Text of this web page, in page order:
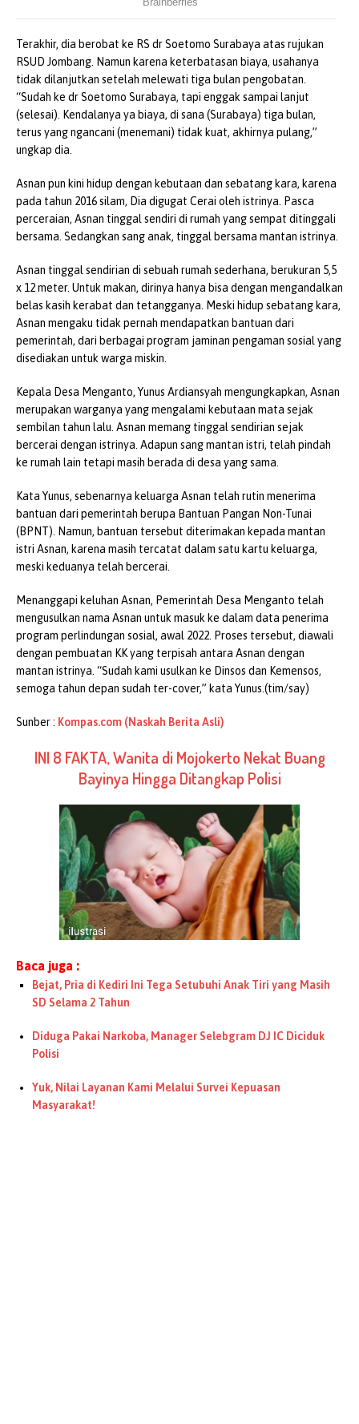
Terakhir, dia berobat ke RS dr Soetomo Surabaya atas rujukan
RSUD Jombang. Namun karena keterbatasan biaya, usahanya
tidak dilanjutkan setelah melewati tiga bulan pengobatan.
“Sudah ke dr Soetomo Surabaya, tapi enggak sampai lanjut
(selesai). Kendalanya ya biaya, di sana (Surabaya) tiga bulan,
terus yang ngancani (menemani) tidak kuat, akhirnya pulang,”
ungkap dia.
Asnan pun kini hidup dengan kebutaan dan sebatang kara, karena
pada tahun 2016 silam, Dia digugat Cerai oleh istrinya. Pasca
perceraian, Asnan tinggal sendiri di rumah yang sempat ditinggali
bersama. Sedangkan sang anak, tinggal bersama mantan istrinya.
Asnan tinggal sendirian di sebuah rumah sederhana, berukuran 5,5
x 12 meter. Untuk makan, dirinya hanya bisa dengan mengandalkan
belas kasih kerabat dan tetangganya. Meski hidup sebatang kara,
Asnan mengaku tidak pernah mendapatkan bantuan dari
pemerintah, dari berbagai program jaminan pengaman sosial yang
disediakan untuk warga miskin.
Kepala Desa Menganto, Yunus Ardiansyah mengungkapkan, Asnan
merupakan warganya yang mengalami kebutaan mata sejak
sembilan tahun lalu. Asnan memang tinggal sendirian sejak
bercerai dengan istrinya. Adapun sang mantan istri, telah pindah
ke rumah lain tetapi masih berada di desa yang sama.
Kata Yunus, sebenarnya keluarga Asnan telah rutin menerima
bantuan dari pemerintah berupa Bantuan Pangan Non-Tunai
(BPNT). Namun, bantuan tersebut diterimakan kepada mantan
istri Asnan, karena masih tercatat dalam satu kartu keluarga,
meski keduanya telah bercerai.
Menanggapi keluhan Asnan, Pemerintah Desa Menganto telah
mengusulkan nama Asnan untuk masuk ke dalam data penerima
program perlindungan sosial, awal 2022. Proses tersebut, diawali
dengan pembuatan KK yang terpisah antara Asnan dengan
mantan istrinya. “Sudah kami usulkan ke Dinsos dan Kemensos,
semoga tahun depan sudah ter-cover,” kata Yunus.(tim/say)
Sunber : Kompas.com (Naskah Berita Asli)
INI 8 FAKTA, Wanita di Mojokerto Nekat Buang
Bayinya Hingga Ditangkap Polisi
Baca juga :
Bejat, Pria di Kediri Ini Tega Setubuhi Anak Tiri yang Masih
SD Selama 2 Tahun
Diduga Pakai Narkoba, Manager Selebgram DJ IC Diciduk
Polisi
Yuk, Nilai Layanan Kami Melalui Survei Kepuasan
Masyarakat!